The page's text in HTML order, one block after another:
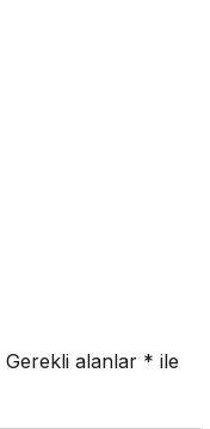
Gerekli alanlar * ile